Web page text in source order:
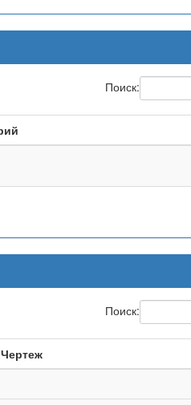
Поиск:
Поиск:
Чертеж